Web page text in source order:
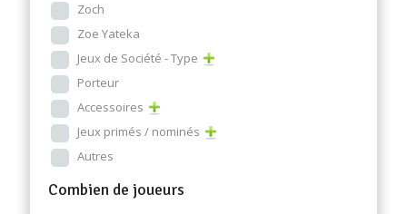
Zoch
Zoe Yateka
Jeux de Société - Type
Porteur
Accessoires
Jeux primés / nominés
Autres
Combien de joueurs